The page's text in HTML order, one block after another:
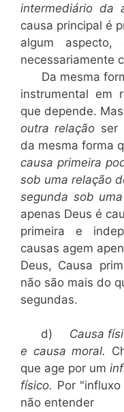
intermediário da
causa principal é
algum
necessariamente
Da mesma
instrumental em
que depende.
outra relação ser
da mesma forma
causa primeira
sob uma relação
segunda sob
apenas Deus é
primeira e
causas agem
Deus, Causa
não são mais do
segundas.
d) Causa
e causa moral.
que age por um
físico. Por
não entender